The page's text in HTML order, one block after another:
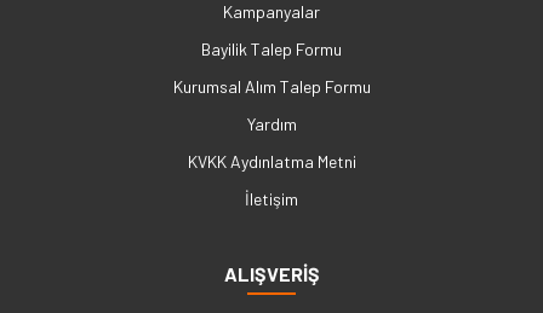
Kampanyalar
Bayilik Talep Formu
Kurumsal Alım Talep Formu
Yardım
KVKK Aydınlatma Metni
İletişim
ALIŞVERİŞ